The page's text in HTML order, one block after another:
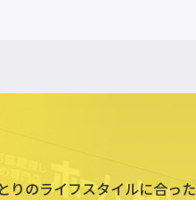
りのライフスタイルに合った